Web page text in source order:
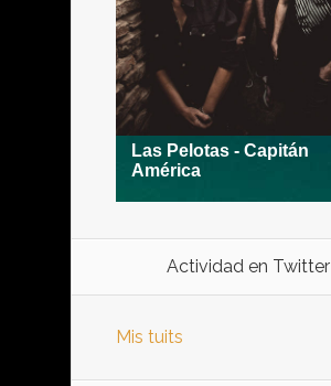
Actividad en Twitter
Mis tuits